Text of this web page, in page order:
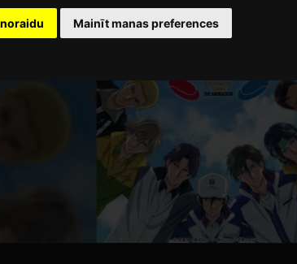
Mainīt manas preferences